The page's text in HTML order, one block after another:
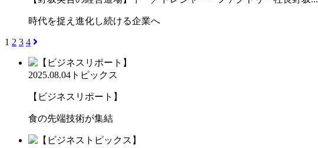
時代を捉え進化し続ける企業へ
1 2 3 4
2025.08.04 トピックス
【ビジネスリポート】
食の先端技術が集結